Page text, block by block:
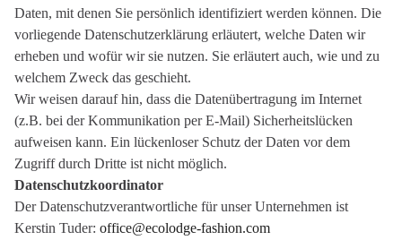
Daten, mit denen Sie persönlich identifiziert werden können. Die
vorliegende Datenschutzerklärung erläutert, welche Daten wir
erheben und wofür wir sie nutzen. Sie erläutert auch, wie und zu
welchem Zweck das geschieht.
Wir weisen darauf hin, dass die Datenübertragung im Internet
(z.B. bei der Kommunikation per E-Mail) Sicherheitslücken
aufweisen kann. Ein lückenloser Schutz der Daten vor dem
Zugriff durch Dritte ist nicht möglich.
Datenschutzkoordinator
Der Datenschutzverantwortliche für unser Unternehmen ist
Kerstin Tuder: office@ecolodge-fashion.com